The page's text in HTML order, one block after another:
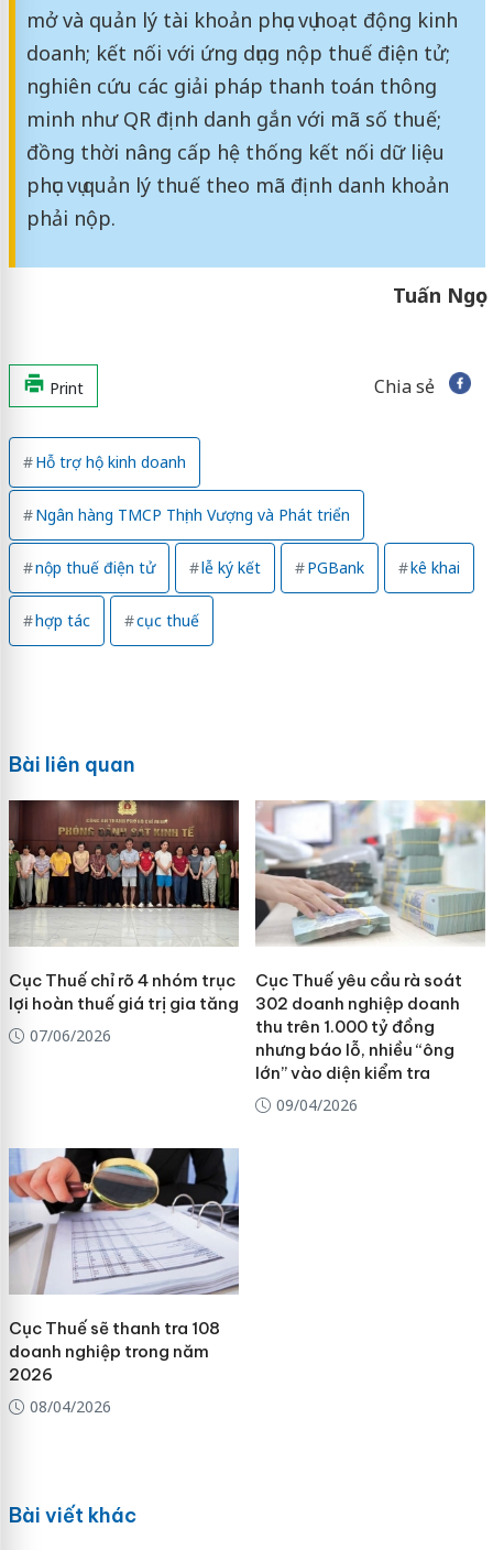
mở và quản lý tài khoản phục vụ hoạt động kinh
doanh; kết nối với ứng dụng nộp thuế điện tử;
nghiên cứu các giải pháp thanh toán thông
minh như QR định danh gắn với mã số thuế;
đồng thời nâng cấp hệ thống kết nối dữ liệu
phục vụ quản lý thuế theo mã định danh khoản
phải nộp.
Tuấn Ngọc
Print Chia sẻ
Hỗ trợ hộ kinh doanh
Ngân hàng TMCP Thịnh Vượng và Phát triển
nộp thuế điện tử lễ ký kết PGBank kê khai
hợp tác cục thuế
Bài liên quan
Cục Thuế chỉ rõ 4 nhóm trục
lợi hoàn thuế giá trị gia tăng
07/06/2026
Cục Thuế yêu cầu rà soát
302 doanh nghiệp doanh
thu trên 1.000 tỷ đồng
nhưng báo lỗ, nhiều “ông
lớn” vào diện kiểm tra
09/04/2026
Cục Thuế sẽ thanh tra 108
doanh nghiệp trong năm
2026
08/04/2026
Bài viết khác